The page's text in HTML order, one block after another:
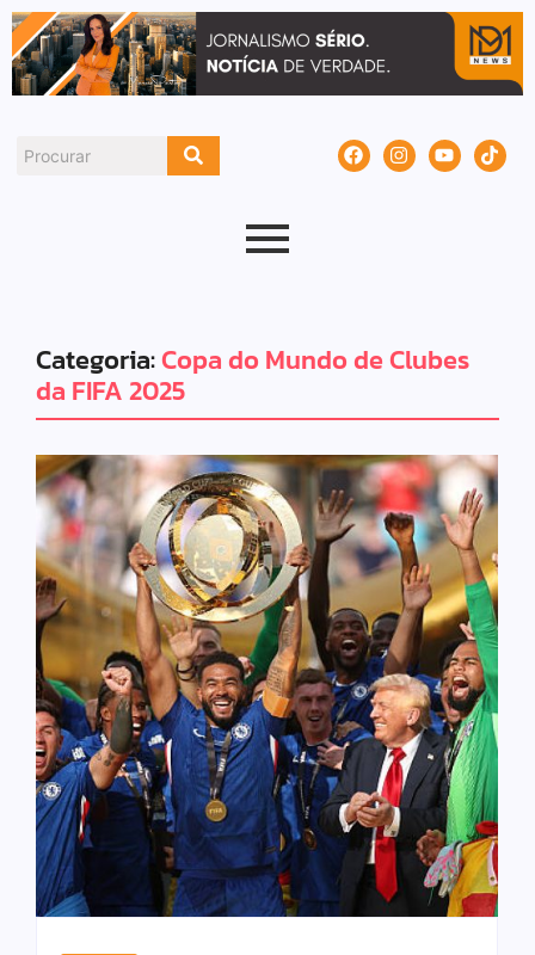
Categoria:Copa do Mundo de Clubes
da FIFA 2025